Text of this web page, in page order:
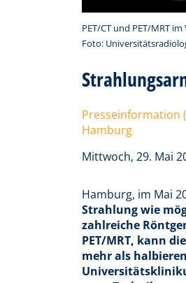
PET/CT und PET/MRT
Foto:
Presseinformation
Hamburg
Mittwoch, 29. Mai
Hamburg, im Mai
Strahlung wie
zahlreiche
PET/MRT, kann
mehr als